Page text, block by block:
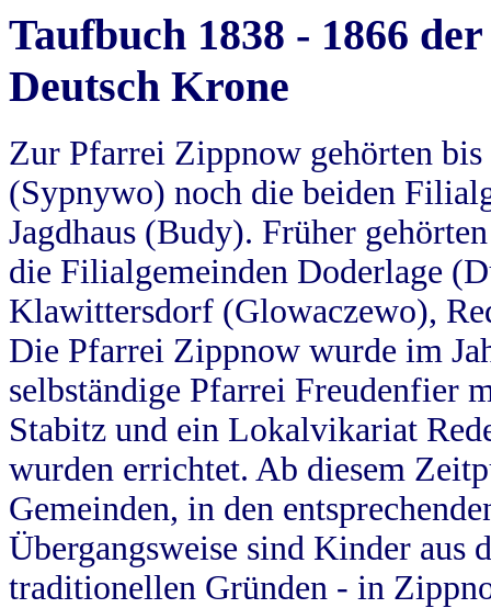
Taufbuch 1838 - 1866
Deutsch Krone
Zur Pfarrei Zippnow gehörten
(Sypnywo) noch die beiden
Jagdhaus (Budy). Früher
die Filialgemeinden Doderlage
Klawittersdorf (Glowaczewo),
Die Pfarrei Zippnow wurde im
selbständige Pfarrei Freudenfier
Stabitz und ein Lokalvikariat
wurden errichtet. Ab diesem
Gemeinden, in den
Übergangsweise sind Kinder aus
traditionellen Gründen - in